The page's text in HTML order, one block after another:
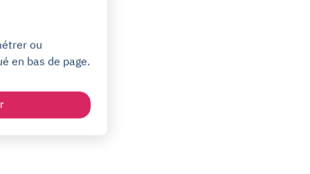
ou
en bas de page.